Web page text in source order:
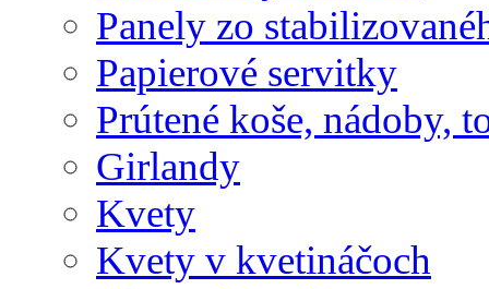
Panely zo
Papierové servitky
Prútené koše, nádoby,
Girlandy
Kvety
Kvety v kvetináčoch